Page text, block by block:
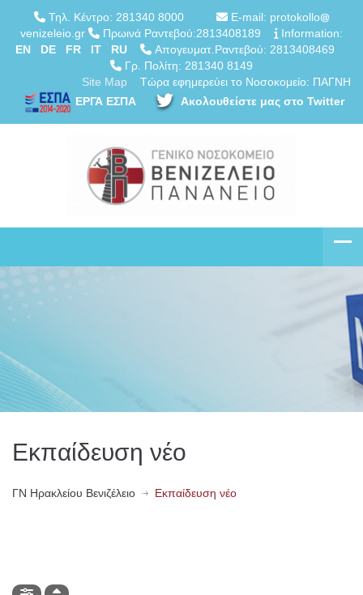
Τηλ. Κέντρο: 281340 8000
E-mail: protokollo
venizeleio.gr
Πρωινά Ραντεβού:2813408189
Information:
EN
DE FR IT RU
Απογευματ.Ραντεβού: 2813408469
Γρ. Πολίτη: 281340 8149
Site Map Τώρα εφημερεύει το Νοσοκομείο: ΠΑΓΝΗ
ΕΡΓΑ ΕΣΠΑ
Ακολουθείστε μας στο Twitter
Εκπαίδευση νέο
ΓN Ηρακλείου Βενιζέλειο Εκπαίδευση νέο